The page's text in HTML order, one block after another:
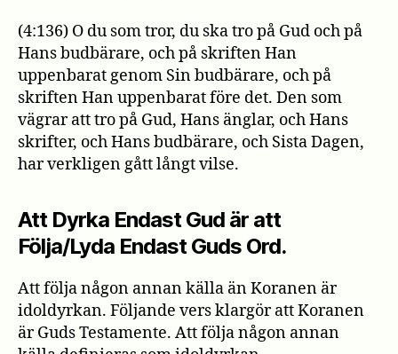
(4:136) O du som tror, du ska tro på Gud och på
Hans budbärare, och på skriften Han
uppenbarat genom Sin budbärare, och på
skriften Han uppenbarat före det. Den som
vägrar att tro på Gud, Hans änglar, och Hans
skrifter, och Hans budbärare, och Sista Dagen,
har verkligen gått långt vilse.
Att Dyrka Endast Gud är att
Följa/Lyda Endast Guds Ord.
Att följa någon annan källa än Koranen är
idoldyrkan. Följande vers klargör att Koranen
är Guds Testamente. Att följa någon annan